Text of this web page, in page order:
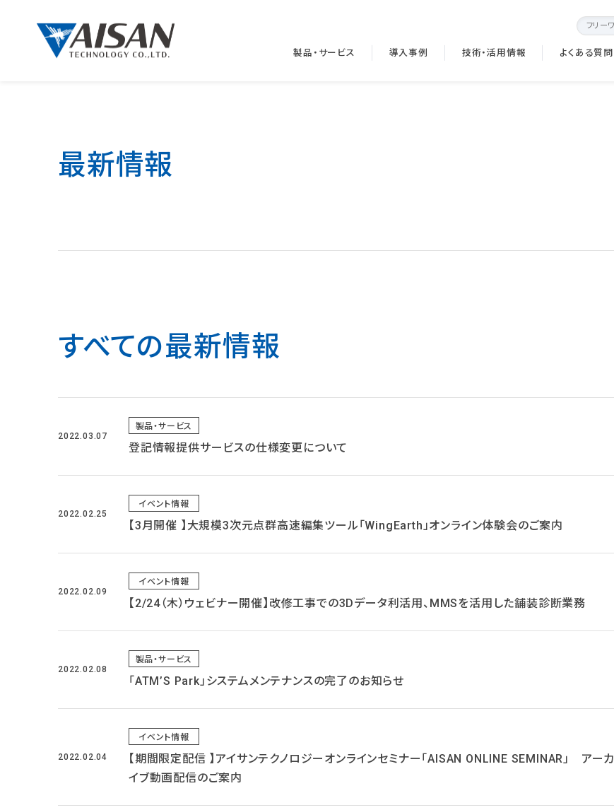
製品・サービス 導入事例 技術・活用情報 よくある質問
最新情報
すべての最新情報
2022.03.07
製品・サービス
登記情報提供サービスの仕様変更について
2022.02.25
イベント情報
【3月開催 】大規模3次元点群高速編集ツール「WingEarth」オンライン体験会のご案内
2022.02.09
イベント情報
【2/24（木）ウェビナー開催】改修工事での3Dデータ利活用、MMSを活用した舗装診断業務
2022.02.08
製品・サービス
「ATM’S Park」システムメンテナンスの完了のお知らせ
2022.02.04
イベント情報
【期間限定配信 】アイサンテクノロジーオンラインセミナー「AISAN ONLINE SEMINAR」 アーカ
イブ動画配信のご案内